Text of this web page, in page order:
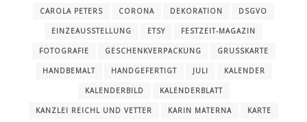
CAROLA PETERS CORONA DEKORATION DSGVO
EINZEAUSSTELLUNG ETSY FESTZEIT-MAGAZIN
FOTOGRAFIE GESCHENKVERPACKUNG GRUSSKARTE
HANDBEMALT HANDGEFERTIGT JULI KALENDER
KALENDERBILD KALENDERBLATT
KANZLEI REICHL UND VETTER KARIN MATERNA KARTE